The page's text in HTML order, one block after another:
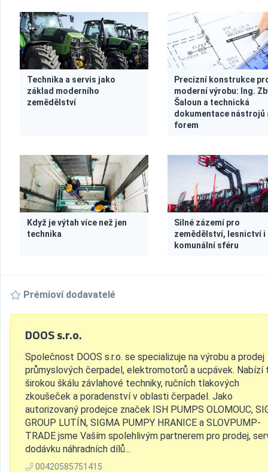
Technika a servis jako
základ moderního
zemědělství
Precizní konstrukce
moderní výrobu: Ing.
Šaloun a technická
dokumentace nástrojů
forem
Když je výtah více než jen
technika
Silné zázemí pro
zemědělství, lesnictví i
komunální sféru
Prémioví dodavatelé
DOOS s.r.o.
Společnost DOOS s.r.o. se specializuje na výrobu a prodej
průmyslových čerpadel, elektromotorů a ucpávek. Nabízí
širokou škálu závlahové techniky, ručních tlakových
zkoušeček a poradenství v oblasti čerpadel. Jako
autorizovaný prodejce značek ISH PUMPS OLOMOUC,
GROUP LUTÍN, SIGMA PUMPY HRANICE a SLOVPUMP-
TRADE jsme Vaším spolehlivým partnerem pro prodej,
dodávku náhradních dílů...
00420585751415